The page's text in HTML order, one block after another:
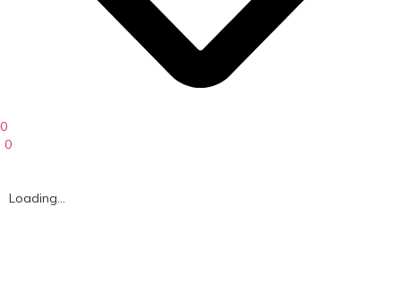
0
0
Loading...